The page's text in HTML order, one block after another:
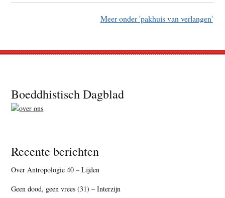
Meer onder 'pakhuis van verlangen'
Footer
Boeddhistisch Dagblad
Recente berichten
Over Antropologie 40 – Lijden
Geen dood, geen vrees (31) – Interzijn